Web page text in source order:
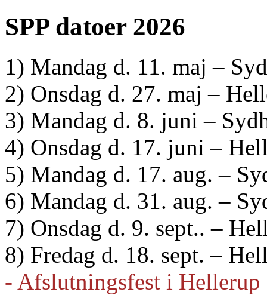
SPP datoer 2026
1) Mandag d. 11. maj –
2) Onsdag d. 27. maj –
3) Mandag d. 8. juni –
4) Onsdag d. 17. juni –
5) Mandag d. 17. aug. –
6) Mandag d. 31. aug. –
7) Onsdag d. 9. sept.. –
8) Fredag d. 18. sept. –
- Afslutningsfest i Hellerup